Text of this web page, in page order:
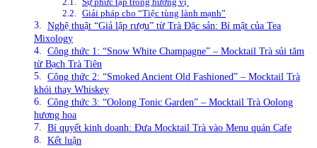
Giải pháp cho “Tiệc tùng lành mạnh”
Nghệ thuật “Giả lập rượu” từ Trà Đặc sản: Bí mật của Tea
Mixology
Công thức 1: “Snow White Champagne” – Mocktail Trà sủi tăm
từ Bạch Trà Tiên
Công thức 2: “Smoked Ancient Old Fashioned” – Mocktail Trà
khói thay Whiskey
Công thức 3: “Oolong Tonic Garden” – Mocktail Trà Oolong
hương hoa
Bí quyết kinh doanh: Đưa Mocktail Trà vào Menu quán Cafe
Kết luận